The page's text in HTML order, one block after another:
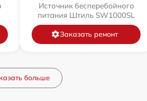
Источник бесперебойного
питания Штиль SW1000SL
Заказать ремонт
больше